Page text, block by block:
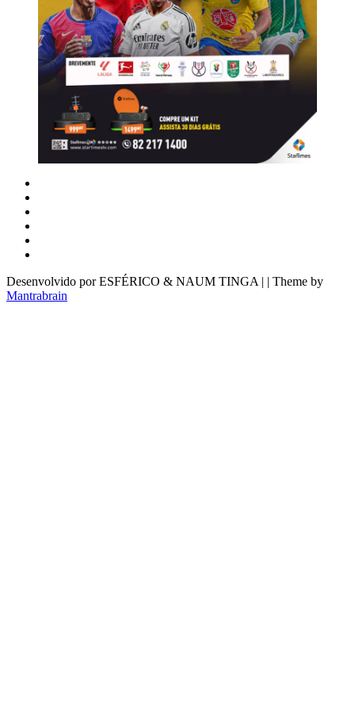
Desenvolvido por ESFÉRICO & NAUM TINGA | | Theme by
Mantrabrain